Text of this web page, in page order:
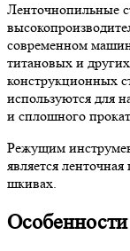
Ленточнопильные
современном
титановых и
конструкционных
используются для
и сплошного
Режущим
является
шкивах.
Особенности